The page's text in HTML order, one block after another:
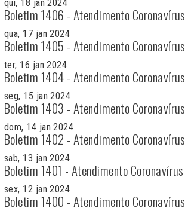
qui, 18 jan 2024
Boletim 1406 - Atendimento Coronavírus
qua, 17 jan 2024
Boletim 1405 - Atendimento Coronavírus
ter, 16 jan 2024
Boletim 1404 - Atendimento Coronavírus
seg, 15 jan 2024
Boletim 1403 - Atendimento Coronavírus
dom, 14 jan 2024
Boletim 1402 - Atendimento Coronavírus
sab, 13 jan 2024
Boletim 1401 - Atendimento Coronavírus
sex, 12 jan 2024
Boletim 1400 - Atendimento Coronavírus